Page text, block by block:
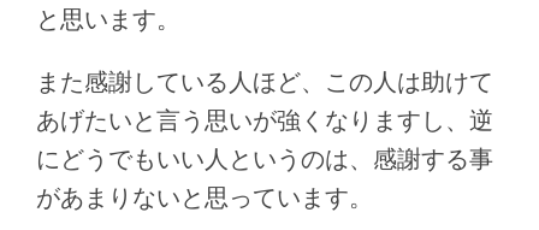
と思います。
また感謝している人ほど、この人は助けて
あげたいと言う思いが強くなりますし、逆
にどうでもいい人というのは、感謝する事
があまりないと思っています。